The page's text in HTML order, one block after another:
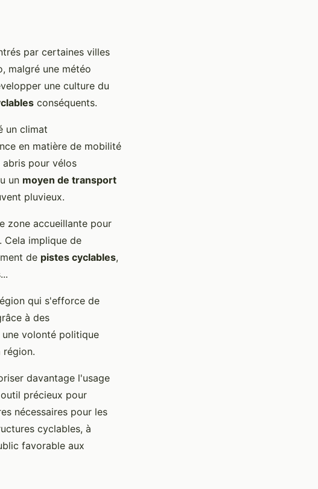
par certaines villes
malgré une météo
une culture du
conséquents.
un climat
en matière de mobilité
pour vélos
un moyen de transport
pluvieux.
zone accueillante pour
. Cela implique de
de pistes cyclables,
qui s'efforce de
à des
volonté politique
région.
davantage l'usage
précieux pour
nécessaires pour les
cyclables, à
favorable aux